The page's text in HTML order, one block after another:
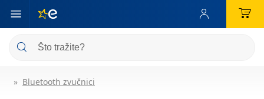
Bluetooth zvučnici